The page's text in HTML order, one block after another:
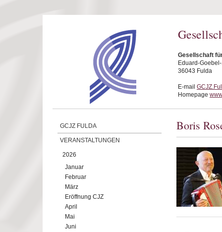
Gesellschaft
Eduard-
36043 Fulda
E-mail
Homepage
GCJZ FULDA
VERANSTALTUNGEN
2026
Januar
Februar
März
Eröffnung CJZ
April
Mai
Juni
Boris